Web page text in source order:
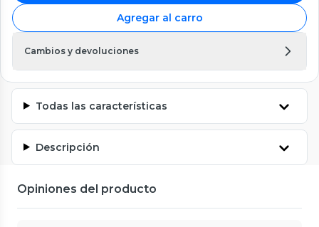
Agregar al carro
Cambios y devoluciones
Todas las características
Descripción
Opiniones del producto